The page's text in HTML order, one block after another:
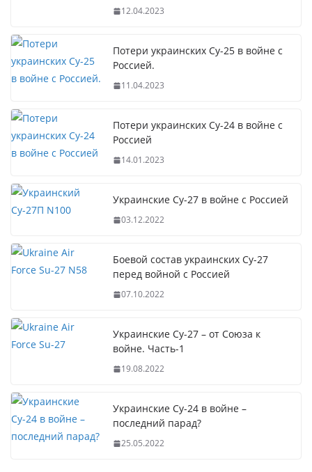
12.04.2023
Потери украинских Су-25 в войне с
Россией.
11.04.2023
Потери украинских Су-24 в войне с
Россией
14.01.2023
Украинские Су-27 в войне с Россией
03.12.2022
Боевой состав украинских Су-27
перед войной с Россией
07.10.2022
Украинские Су-27 – от Союза к
войне. Часть-1
19.08.2022
Украинские Су-24 в войне –
последний парад?
25.05.2022